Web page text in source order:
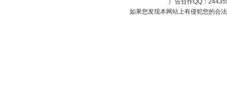
广告合作QQ：
如果您发现本网站上有侵犯您的合